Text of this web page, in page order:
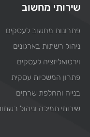
שירותי מחשוב
פתרונות מחשוב לעסקים
ניהול רשתות בארגונים
וירטואליזציה לעסקים
פתרון המשכיות עסקית
בנייה והחלפת שרתים
שירותי תמיכה וניהול